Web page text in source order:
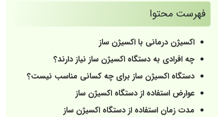
فهرست محتوا
اکسیژن‌ درمانی با اکسیژن‌ ساز
چه افرادی به دستگاه اکسیژن‌ ساز نیاز دارند؟
دستگاه اکسیژن‌ ساز برای چه کسانی مناسب نیست؟
عوارض استفاده از دستگاه اکسیژن‌ ساز
مدت زمان استفاده از دستگاه اکسیژن ساز